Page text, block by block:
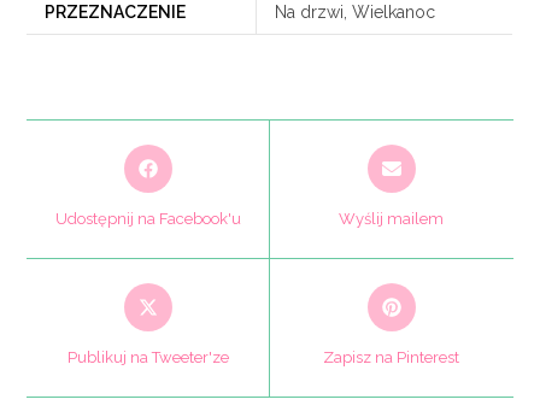
PRZEZNACZENIE Na drzwi, Wielkanoc
Opens
in
new
window
Udostępnij na Facebook'u
Opens
in
new
window
Wyślij mailem
Opens
in
new
window
Publikuj na Tweeter'ze
Opens
in
window
Zapisz na Pinterest